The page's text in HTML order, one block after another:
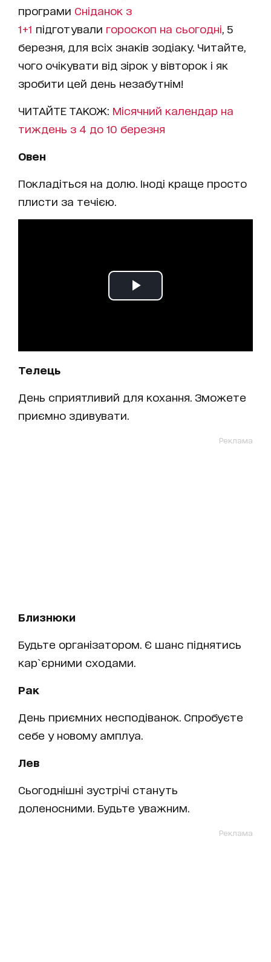
програми Сніданок з
1+1 підготували гороскоп на cьогодні , 5
березня, для всіх знаків зодіаку. Читайте,
чого очікувати від зірок у вівторок і як
зробити цей день незабутнім!
ЧИТАЙТЕ ТАКОЖ: Місячний календар на
тиждень з 4 до 10 березня
Овен
Покладіться на долю. Іноді краще просто
плисти за течією.
Телець
День сприятливий для кохання. Зможете
приємно здивувати.
Реклама
Близнюки
Будьте організатором. Є шанс піднятись
кар`єрними сходами.
Рак
День приємних несподіванок. Спробуєте
себе у новому амплуа.
Лев
Сьогоднішні зустрічі стануть
доленосними. Будьте уважним.
Реклама